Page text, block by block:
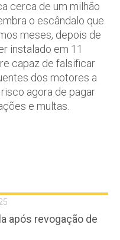
cerca de um milhão
o escândalo que
meses, depois de
instalado em 11
capaz de falsificar
dos motores a
agora de pagar
e multas.
após revogação de